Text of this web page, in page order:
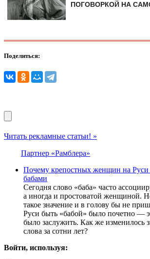
ПОГОВОРКОЙ НА
Поделиться:
Читать рекламные статьи! »
Партнер «Рамблера»
Почему крепостных женщин на
бабами
Сегодня слово «баба» часто
а иногда и простоватой женщиной.
такое значение и в голову бы не
Руси быть «бабой» было почетно —
было заслужить. Как же изменилось
слова за сотни лет?
Войти, используя: